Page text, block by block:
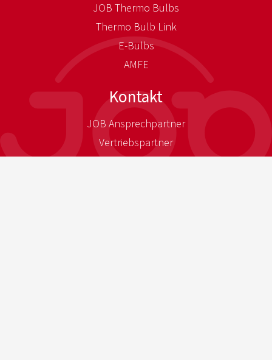
JOB Thermo Bulbs
Thermo Bulb Link
E-Bulbs
AMFE
Kontakt
JOB Ansprechpartner
Vertriebspartner
Ihr Weg zu uns